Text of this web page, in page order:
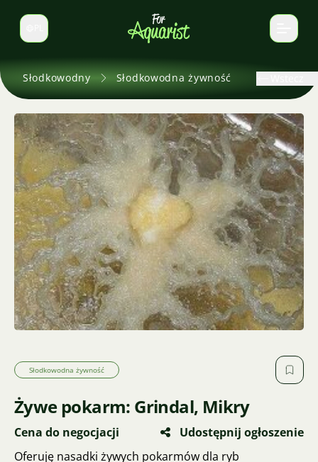
Zmień język
Słodkowodny Słodkowodna żywność
Słodkowodna żywność
Żywe pokarm: Grindal, Mikry
Cena do negocjacji
Udostępnij ogłoszenie
Oferuję nasadki żywych pokarmów dla ryb